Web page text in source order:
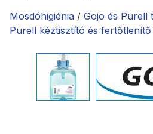
Mosdóhigiénia / Gojo és Purell
Purell kéztisztító és